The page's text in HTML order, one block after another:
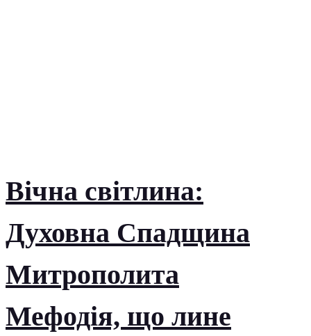
Вічна світлина:
Духовна Спадщина
Митрополита
Мефодія, що лине